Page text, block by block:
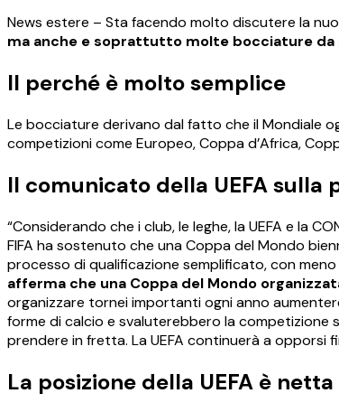
News estere – Sta facendo molto discutere la
ma anche e soprattutto molte bocciature da
Il perché è molto semplice
Le bocciature derivano dal fatto che il Mondiale
competizioni come Europeo, Coppa d’Africa,
Il comunicato della UEFA sulla
“Considerando che i club, le leghe, la UEFA e la
FIFA ha sostenuto che una Coppa del Mondo
processo di qualificazione semplificato, con
afferma che una Coppa del Mondo
organizzare tornei importanti ogni anno
forme di calcio e svaluterebbero la
prendere in fretta. La UEFA continuerà a opporsi
La posizione della UEFA è